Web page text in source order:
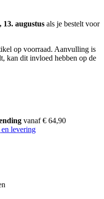
augustus als je bestelt voor
op voorraad. Aanvulling is
kan dit invloed hebben op de
vanaf € 64,90
levering